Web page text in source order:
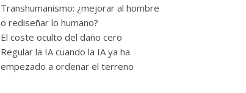
Transhumanismo: ¿mejorar al hombre
o rediseñar lo humano?
El coste oculto del daño cero
Regular la IA cuando la IA ya ha
empezado a ordenar el terreno